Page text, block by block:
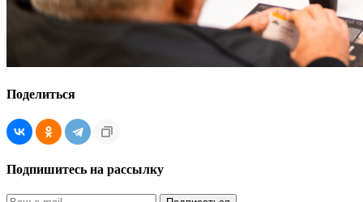
Поделиться
Подпишитесь на рассылку